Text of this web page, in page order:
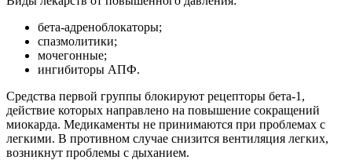
бета-адреноблокаторы;
спазмолитики;
мочегонные;
ингибиторы АПФ.
Средства первой группы блокируют рецепторы бета-1,
действие которых направлено на повышение сокращений
миокарда. Медикаменты не принимаются при проблемах с
легкими. В противном случае снизится вентиляция легких,
возникнут проблемы с дыханием.